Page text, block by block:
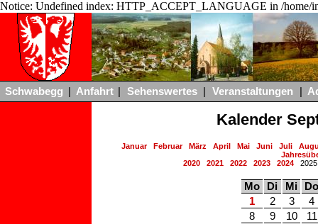
Notice: Undefined index: HTTP_ACCEPT_LANGUAGE in /home/
Schwabegg Anfahrt Sehenswertes Veranstaltungen
Kalender
Januar Februar März April Mai Juni Juli
2020
2021 2022 2023 2024
Mo Di Mi
Do
1
2 3
4
8
9 10
11